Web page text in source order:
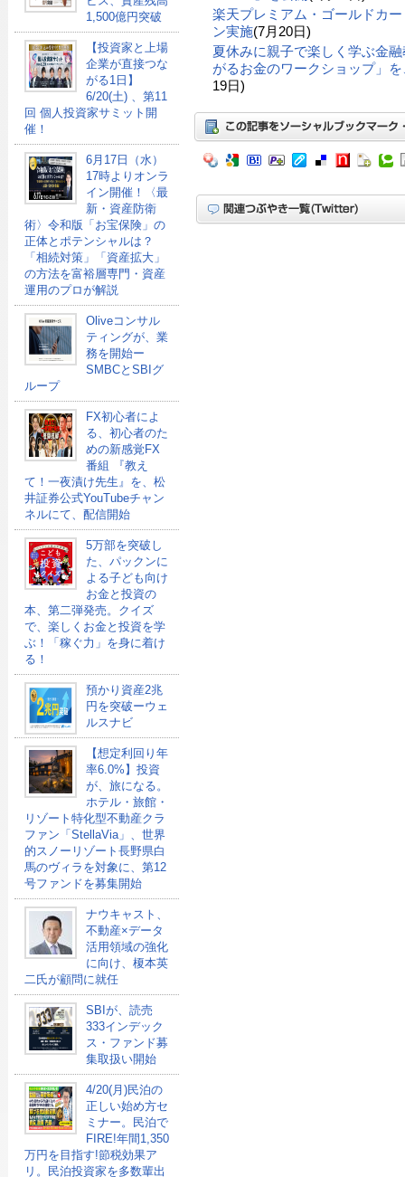
1,500億円突破
【投資家と上場
企業が直接つな
がる1日】
6/20(土) 、第11
回 個人投資家サミット開
催！
6月17日（水）
17時よりオンラ
イン開催！〈最
新・資産防衛
術〉令和版「お宝保険」の
正体とポテンシャルは？
「相続対策」「資産拡大」
の方法を富裕層専門・資産
運用のプロが解説
Oliveコンサル
ティングが、業
務を開始ー
SMBCとSBIグ
ループ
FX初心者によ
る、初心者のた
めの新感覚FX
番組 『教え
て！一夜漬け先生』を、松
井証券公式YouTubeチャン
ネルにて、配信開始
5万部を突破し
た、パックンに
よる子ども向け
お金と投資の
本、第二弾発売。クイズ
で、楽しくお金と投資を学
ぶ！「稼ぐ力」を身に着け
る！
預かり資産2兆
円を突破ーウェ
ルスナビ
【想定利回り年
率6.0%】投資
が、旅になる。
ホテル・旅館・
リゾート特化型不動産クラ
ファン「StellaVia」、世界
的スノーリゾート長野県白
馬のヴィラを対象に、第12
号ファンドを募集開始
ナウキャスト、
不動産×データ
活用領域の強化
に向け、榎本英
二氏が顧問に就任
SBIが、読売
333インデック
ス・ファンド募
集取扱い開始
4/20(月)民泊の
正しい始め方セ
ミナー。民泊で
FIRE!年間1,350
万円を目指す!節税効果ア
リ。民泊投資家を多数輩出
楽天プレミアム・ゴールドカ
ン実施(7月20日)
夏休みに親子で楽しく学ぶ金
がるお金のワークショップ」
19日)